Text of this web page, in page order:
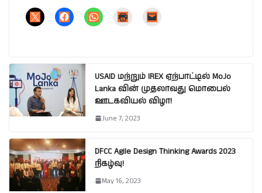
USAID மற்றும் IREX ஏற்பாட்டில் MoJo
Lanka வின் முதலாவது மொபைல்
ஊடகவியல் விழா!
June 7, 2023
DFCC Agile Design Thinking Awards 2023
நிகழ்வு!
May 16, 2023